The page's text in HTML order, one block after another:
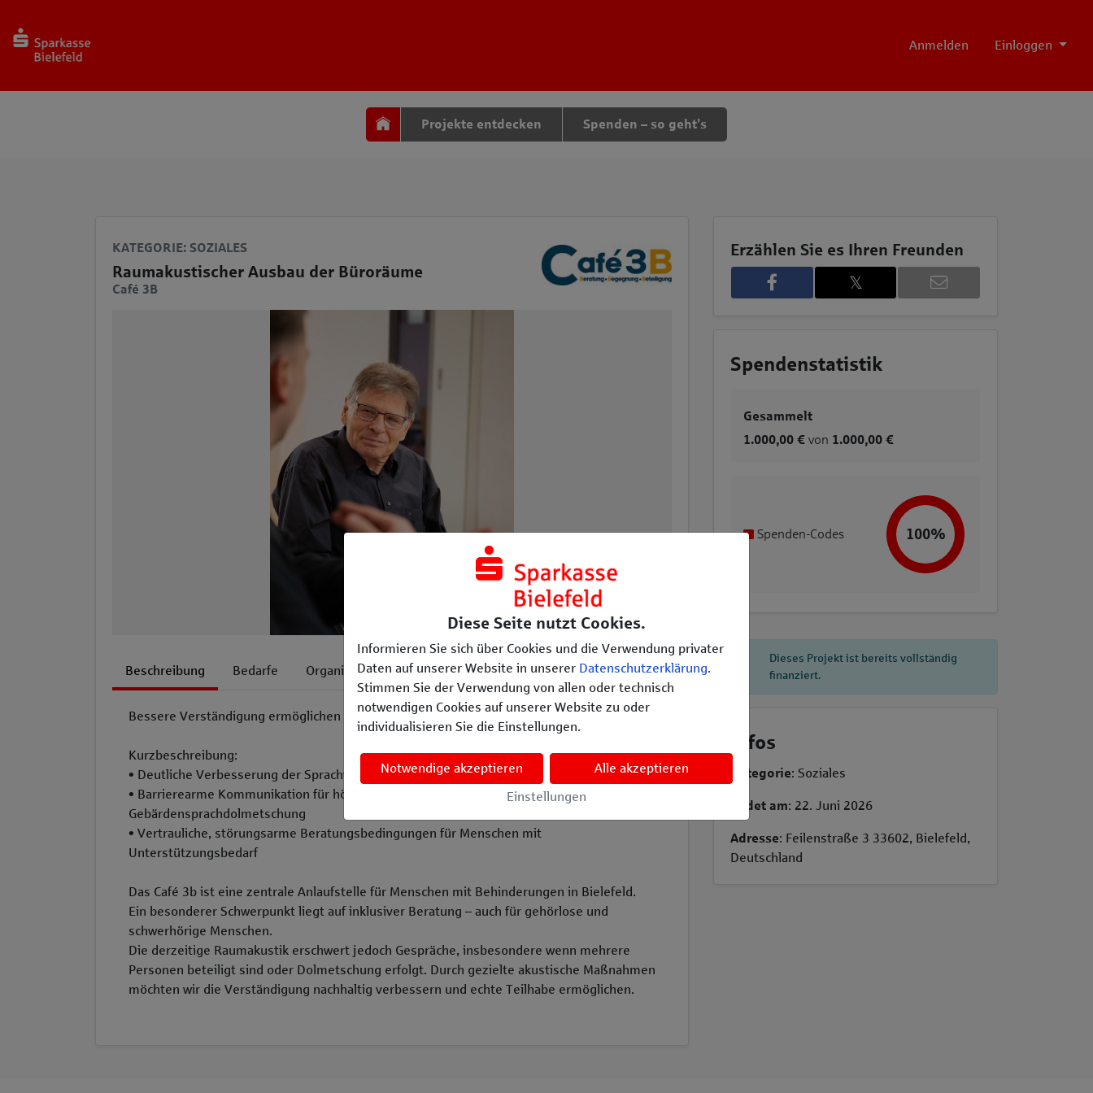
Seite
Diese Seite nutzt Cookies.
Informieren Sie sich über Cookies und die Verwendung privater
Daten auf unserer Website in unserer Datenschutzerklärung.
Stimmen Sie der Verwendung von allen oder technisch
notwendigen Cookies auf unserer Website zu oder
individualisieren Sie die Einstellungen.
Notwendige akzeptieren Alle akzeptieren
Einstellungen
Anmelden Einloggen
Projekte entdecken Spenden – so geht’s
KATEGORIE: SOZIALES
Raumakustischer Ausbau der Büroräume
Café 3B
Beschreibung Bedarfe Organisation
Bessere Verständigung ermöglichen – Raumakustischer Ausbau der Büroräume
Kurzbeschreibung:
• Deutliche Verbesserung der Sprachverständlichkeit in sensiblen Beratungsgesprächen
• Barrierearme Kommunikation für hörgeschädigte Menschen, insbesondere bei
Gebärdensprachdolmetschung
• Vertrauliche, störungsarme Beratungsbedingungen für Menschen mit
Unterstützungsbedarf
Das Café 3b ist eine zentrale Anlaufstelle für Menschen mit Behinderungen in Bielefeld.
Ein besonderer Schwerpunkt liegt auf inklusiver Beratung – auch für gehörlose und
schwerhörige Menschen.
Die derzeitige Raumakustik erschwert jedoch Gespräche, insbesondere wenn mehrere
Personen beteiligt sind oder Dolmetschung erfolgt. Durch gezielte akustische Maßnahmen
möchten wir die Verständigung nachhaltig verbessern und echte Teilhabe ermöglichen.
Erzählen Sie es Ihren Freunden
𝕏
Spendenstatistik
Gesammelt
1.000,00 € von 1.000,00 €
Spenden-Codes 100%
Dieses Projekt ist bereits vollständig
finanziert.
Infos
Kategorie: Soziales
Endet am: 22. Juni 2026
Adresse: Feilenstraße 3 33602, Bielefeld,
Deutschland